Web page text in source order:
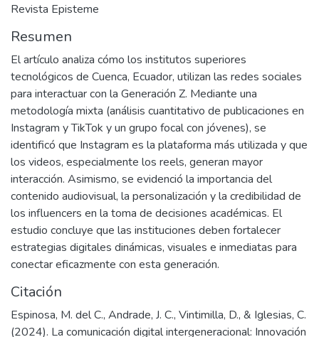
Revista Episteme
Resumen
El artículo analiza cómo los institutos superiores
tecnológicos de Cuenca, Ecuador, utilizan las redes sociales
para interactuar con la Generación Z. Mediante una
metodología mixta (análisis cuantitativo de publicaciones en
Instagram y TikTok y un grupo focal con jóvenes), se
identificó que Instagram es la plataforma más utilizada y que
los videos, especialmente los reels, generan mayor
interacción. Asimismo, se evidenció la importancia del
contenido audiovisual, la personalización y la credibilidad de
los influencers en la toma de decisiones académicas. El
estudio concluye que las instituciones deben fortalecer
estrategias digitales dinámicas, visuales e inmediatas para
conectar eficazmente con esta generación.
Citación
Espinosa, M. del C., Andrade, J. C., Vintimilla, D., & Iglesias, C.
(2024). La comunicación digital intergeneracional: Innovación